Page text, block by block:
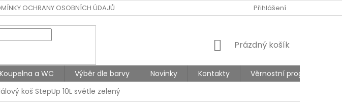
OCHRANY OSOBNÍCH ÚDAJŮ Přihlášení
NÁKUPNÍ
Prázdný košík
Koupelna a WC Výběr dle barvy Novinky Kontakty
Věrnostní program
koš StepUp 10L světle zelený